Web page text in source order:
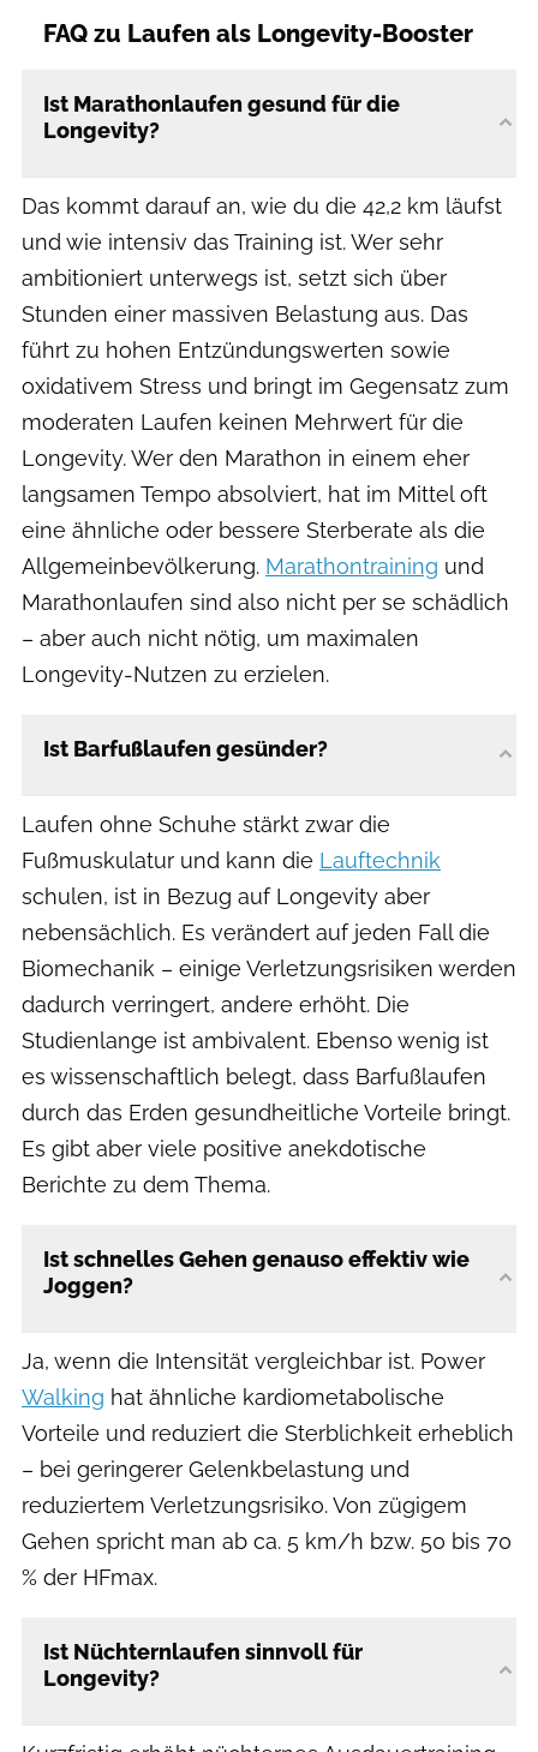
FAQ zu Laufen als Longevity-Booster
Ist Marathonlaufen gesund für die
Longevity?
Das kommt darauf an, wie du die 42,2 km läufst
und wie intensiv das Training ist. Wer sehr
ambitioniert unterwegs ist, setzt sich über
Stunden einer massiven Belastung aus. Das
führt zu hohen Entzündungswerten sowie
oxidativem Stress und bringt im Gegensatz zum
moderaten Laufen keinen Mehrwert für die
Longevity. Wer den Marathon in einem eher
langsamen Tempo absolviert, hat im Mittel oft
eine ähnliche oder bessere Sterberate als die
Allgemeinbevölkerung. Marathontraining und
Marathonlaufen sind also nicht per se schädlich
– aber auch nicht nötig, um maximalen
Longevity-Nutzen zu erzielen.
Ist Barfußlaufen gesünder?
Laufen ohne Schuhe stärkt zwar die
Fußmuskulatur und kann die Lauftechnik
schulen, ist in Bezug auf Longevity aber
nebensächlich. Es verändert auf jeden Fall die
Biomechanik – einige Verletzungsrisiken werden
dadurch verringert, andere erhöht. Die
Studienlange ist ambivalent. Ebenso wenig ist
es wissenschaftlich belegt, dass Barfußlaufen
durch das Erden gesundheitliche Vorteile bringt.
Es gibt aber viele positive anekdotische
Berichte zu dem Thema.
Ist schnelles Gehen genauso effektiv wie
Joggen?
Ja, wenn die Intensität vergleichbar ist. Power
Walking hat ähnliche kardiometabolische
Vorteile und reduziert die Sterblichkeit erheblich
– bei geringerer Gelenkbelastung und
reduziertem Verletzungsrisiko. Von zügigem
Gehen spricht man ab ca. 5 km/h bzw. 50 bis 70
% der HFmax.
Ist Nüchternlaufen sinnvoll für
Longevity?